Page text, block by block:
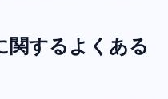
関するよくある